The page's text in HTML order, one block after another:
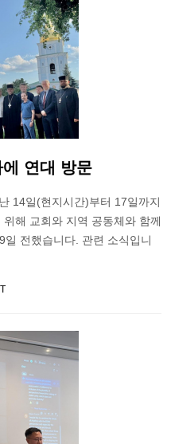
연대 방문
14일(현지시간)부터 17일까지
해 교회와 지역 공동체와 함께
전했습니다. 관련 소식입니